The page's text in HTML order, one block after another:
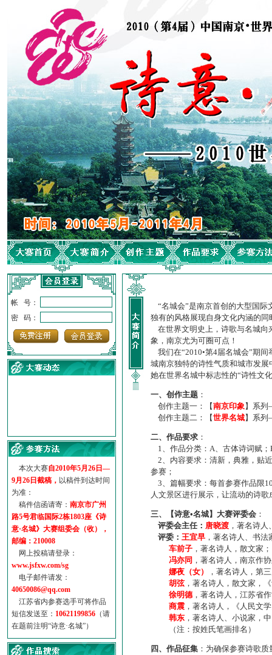
帐 号：
密 码：
·【诗意·名城】地铁展示作...
诗意名城·地铁时间
地铁完美呈现【诗意·名城...
参赛作品多达5000多首
“诗意·名城”晒诗会
特别通知--致广大诗词爱好...
本次大赛自2010年5月26日—
9月26日截稿， 以稿件到达时间
为准：
稿件信函请寄： 南京市广州
路5号君临国际2栋1803座《诗
意·名城》大赛组委会（收），
邮编：210008
网上投稿请登录：
www.jsfxw.com/sg
电子邮件请发：
40650086@qq.com
江苏省内参赛选手可将作品
短信发送至： 10621199856 （请
在题前注明“诗意·名城”）
“名城会”是南京首创的大型国际
独有的风格展现自身文化内涵的
在世界文明史上，诗歌与名城向
象，南京尤为可圈可点！
我们在“2010•第4届名城会”期
城南京独特的诗性气质和城市发
她在世界名城中标志性的“诗性文
一、创作主题 ：
创作主题一：【南京印象】系
创作主题二：【世界名城】系
二、作品要求 ：
1、作品分类：A、古体诗词赋；
2、内容要求：清新，典雅，贴
参赛；
3、篇幅要求：每首参赛作品限
人文景区进行展示，让流动的诗
三、【诗意•名城】大赛评委会 ：
评委会主任： 唐晓渡 ，著名诗
评委： 王宜早 ，著名诗人、书
车前子 ，著名诗人，散文家；
冯亦同 ，著名诗人，南京作
娜夜（女）
，著名诗人，第
胡弦，著名诗人，散文家，
徐明德，著名诗人，江苏省
商震 ，著名诗人，《人民文
韩东 ，著名诗人、小说家，
（注：按姓氏笔画排名）
四、作品征集 ：为确保参赛诗歌